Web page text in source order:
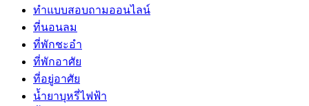
ทำแบบสอบถามออนไลน์
ที่นอนลม
ที่พักชะอำ
ที่พักอาศัย
ที่อยู่อาศัย
น้ำยาบุหรี่ไฟฟ้า